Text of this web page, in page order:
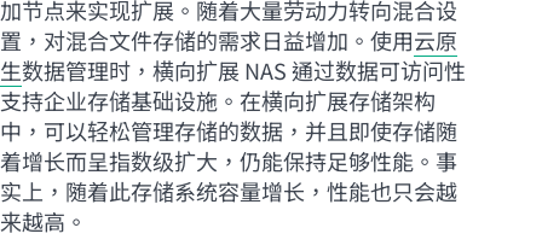
加节点来实现扩展。随着大量劳动力转向混合设
置，对混合文件存储的需求日益增加。使用云原
生数据管理时，横向扩展 NAS 通过数据可访问性
支持企业存储基础设施。在横向扩展存储架构
中，可以轻松管理存储的数据，并且即使存储随
着增长而呈指数级扩大，仍能保持足够性能。事
实上，随着此存储系统容量增长，性能也只会越
来越高。